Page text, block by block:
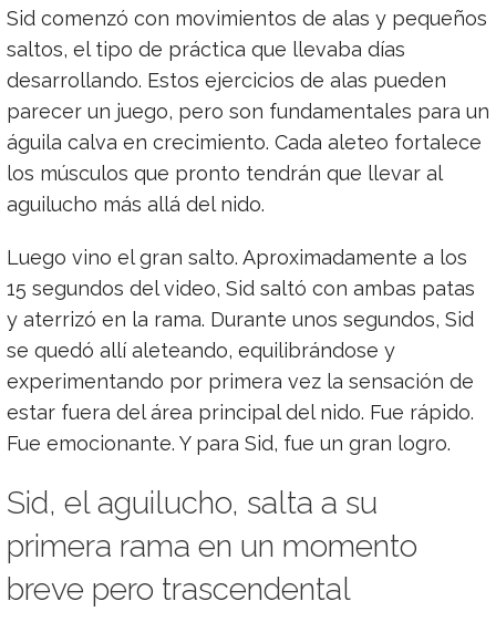
Sid comenzó con movimientos de alas y pequeños
saltos, el tipo de práctica que llevaba días
desarrollando. Estos ejercicios de alas pueden
parecer un juego, pero son fundamentales para un
águila calva en crecimiento. Cada aleteo fortalece
los músculos que pronto tendrán que llevar al
aguilucho más allá del nido.
Luego vino el gran salto. Aproximadamente a los
15 segundos del video, Sid saltó con ambas patas
y aterrizó en la rama. Durante unos segundos, Sid
se quedó allí aleteando, equilibrándose y
experimentando por primera vez la sensación de
estar fuera del área principal del nido. Fue rápido.
Fue emocionante. Y para Sid, fue un gran logro.
Sid, el aguilucho, salta a su
primera rama en un momento
breve pero trascendental